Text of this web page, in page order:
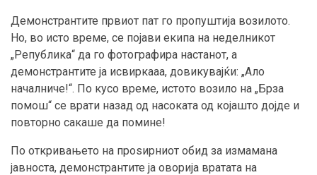
Демонстрантите првиот пат го пропуштија возилото.
Но, во исто време, се појави екипа на неделникот
„Република“ да го фотографира настанот, а
демонстрантите ја исвиркааа, довикувајќи: „Ало
началниче!“. По кусо време, истото возило на „Брза
помош“ се врати назад од насоката од којашто дојде и
повторно сакаше да помине!
По откривањето на проѕирниот обид за измамана
јавноста, демонстрантите ја оворија вратата на